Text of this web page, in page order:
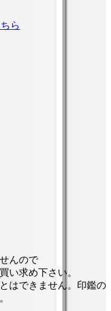
ら
んので
い求め下さい。
はできません。印鑑の